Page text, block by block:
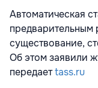
Автоматическая
предварительным
существование,
Об этом заявили
передаетtass.ru